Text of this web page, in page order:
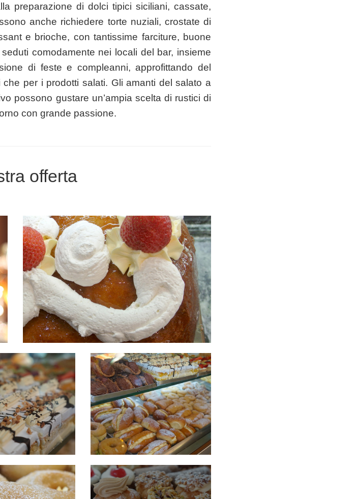
preparazione di dolci tipici siciliani, cassate,
anche richiedere torte nuziali, crostate di
e brioche, con tantissime farciture, buone
comodamente nei locali del bar, insieme
di feste e compleanni, approfittando del
per i prodotti salati. Gli amanti del salato a
possono gustare un’ampia scelta di rustici di
con grande passione.
offerta